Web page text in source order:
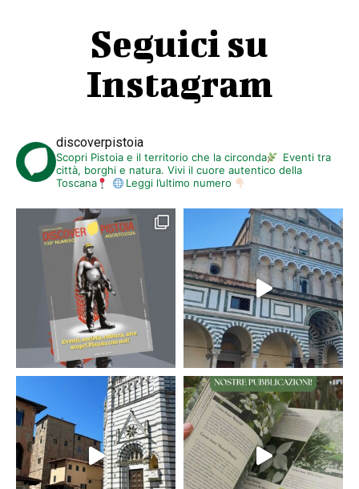
Seguici su
Instagram
discoverpistoia
Scopri Pistoia e il territorio che la circonda
Eventi tra
città, borghi e natura. Vivi il cuore autentico della
Toscana
Leggi l’ultimo numero